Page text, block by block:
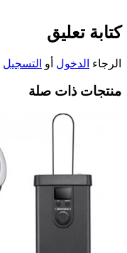
كتابة تعليق
الرجاء الدخول أو التسجيل
منتجات ذات صلة